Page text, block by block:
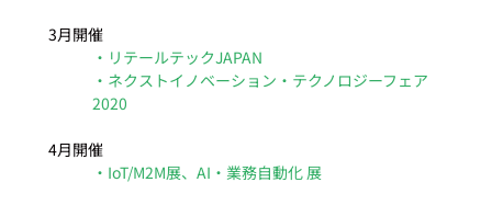
3月開催
・リテールテックJAPAN
・ネクストイノベーション・テクノロジーフェア
2020
4月開催
・IoT/M2M展、AI・業務自動化 展